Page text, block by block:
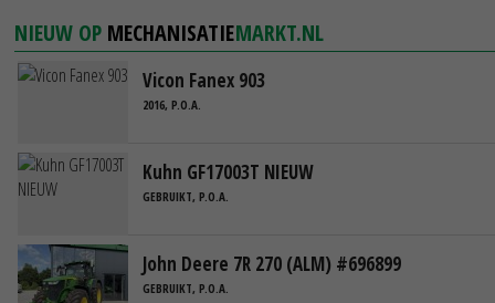
NIEUW OP MECHANISATIEMARKT.NL
Vicon Fanex 903
2016, P.O.A.
Kuhn GF17003T NIEUW
GEBRUIKT, P.O.A.
John Deere 7R 270 (ALM) #696899
GEBRUIKT, P.O.A.